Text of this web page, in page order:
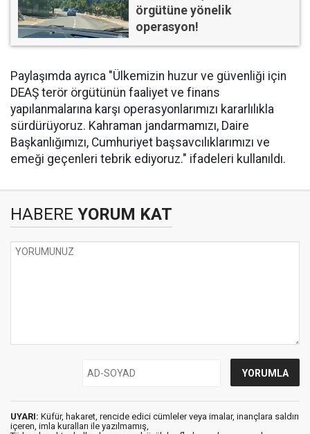
örgütüne yönelik
operasyon!
Paylaşımda ayrıca "Ülkemizin huzur ve güvenliği için
DEAŞ terör örgütünün faaliyet ve finans
yapılanmalarına karşı operasyonlarımızı kararlılıkla
sürdürüyoruz. Kahraman jandarmamızı, Daire
Başkanlığımızı, Cumhuriyet başsavcılıklarımızı ve
emeği geçenleri tebrik ediyoruz." ifadeleri kullanıldı.
HABERE YORUM KAT
UYARI: Küfür, hakaret, rencide edici cümleler veya imalar, inançlara saldırı
içeren, imla kuralları ile yazılmamış,